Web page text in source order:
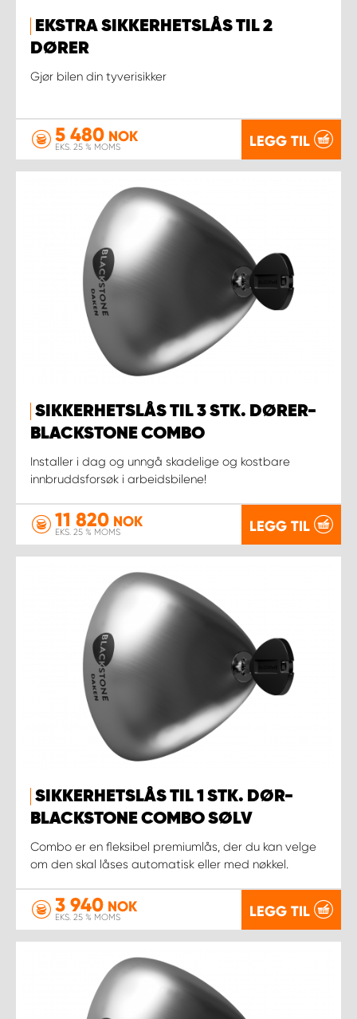
EKSTRA SIKKERHETSLÅS TIL 2
DØRER
Gjør bilen din tyverisikker
5 480 NOK
EKS. 25 % MOMS LEGG TIL
SIKKERHETSLÅS TIL 3 STK. DØRER-
BLACKSTONE COMBO
Installer i dag og unngå skadelige og kostbare
innbruddsforsøk i arbeidsbilene!
11 820 NOK
EKS. 25 % MOMS LEGG TIL
SIKKERHETSLÅS TIL 1 STK. DØR-
BLACKSTONE COMBO SØLV
Combo er en fleksibel premiumlås, der du kan velge
om den skal låses automatisk eller med nøkkel.
3 940 NOK
EKS. 25 % MOMS LEGG TIL